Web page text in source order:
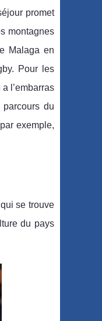
promet
montagnes
Malaga en
Pour les
l’embarras
du
exemple,
se trouve
du pays